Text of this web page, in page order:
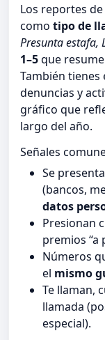
Los reportes
como tipo de
Presunta estafa,
1–5que
También tienes
denuncias y
gráfico que
largo del año.
Señales
Se
(bancos,
datos
Presionan
premios “a
Números
el mismo
Te llaman,
llamada
especial).